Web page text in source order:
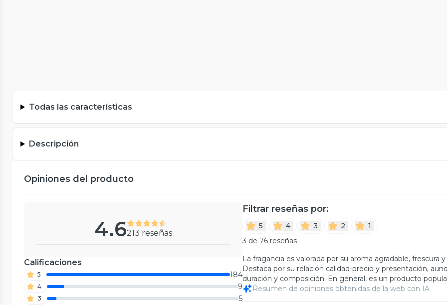
Todas las características
Descripción
Opiniones del producto
4.6213 reseñas
Calificaciones
5 184
4 9
3 5
Filtrar reseñas por:
5 4 3 2
1
3 de 76 reseñas
La fragancia es valorada por su aroma agradable, frescura
Destaca por su relación calidad-precio y presentación,
duración y composición. En general, es un producto
Resumen de opiniones obtenidas de la web con IA